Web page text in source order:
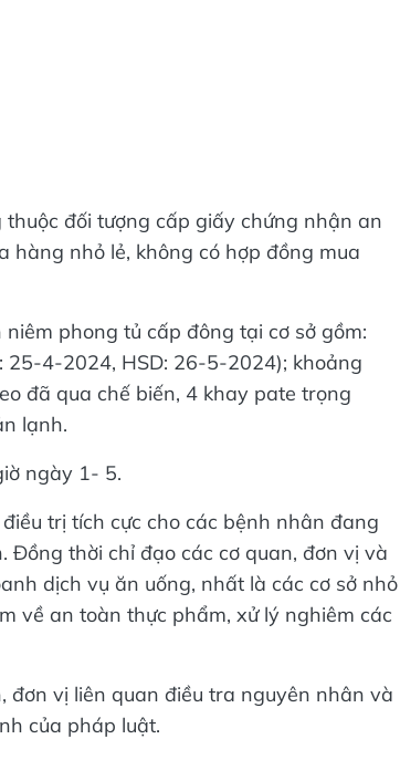
đối tượng cấp giấy chứng nhận an
hàng nhỏ lẻ, không có hợp đồng mua
phong tủ cấp đông tại cơ sở gồm:
25-4-2024, HSD: 26-5-2024); khoảng
đã qua chế biến, 4 khay pate trọng
lạnh.
ngày 1- 5.
trị tích cực cho các bệnh nhân đang
thời chỉ đạo các cơ quan, đơn vị và
dịch vụ ăn uống, nhất là các cơ sở nhỏ
về an toàn thực phẩm, xử lý nghiêm các
đơn vị liên quan điều tra nguyên nhân và
của pháp luật.